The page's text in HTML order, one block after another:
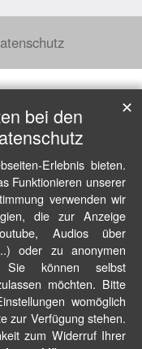
bei den
Erlebnis bieten.
Funktionieren unserer
verwenden wir
die zur Anzeige
Audios über
oder zu anonymen
Sie können selbst
möchten. Bitte
womöglich
zur Verfügung stehen.
zum Widerruf Ihrer
✕